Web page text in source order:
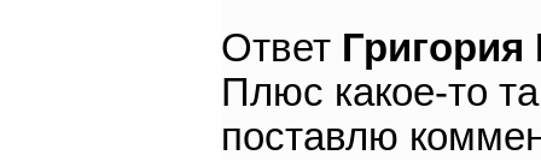
Ответ
Плюс какое-то
поставлю